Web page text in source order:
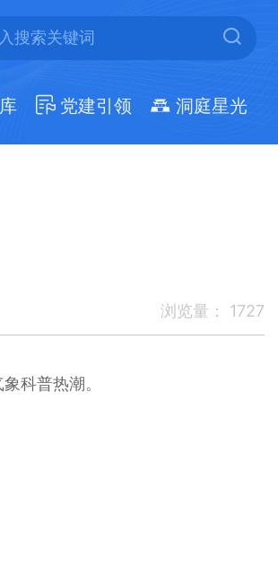
党建引领 洞庭星光
浏览量： 1727
科普热潮。